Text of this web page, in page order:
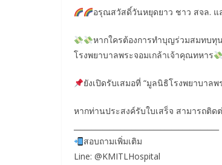
อรุณสวัสดิ์วันหยุดยาว ชาว สจล. แ
หากใครต้องการทำบุญร่วมสมทบทุ
โรงพยาบาลพระจอมเกล้าเจ้าคุณทหาร
ยังเปิดรับเสมอที่ “มูลนิธิโรงพยาบาล
หากท่านประสงค์รับใบเสร็จ สามารถติด
สอบถามเพิ่มเติม
Line: @KMITLHospital